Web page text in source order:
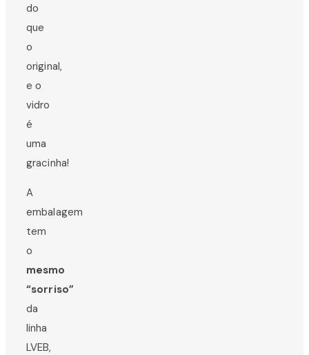
do
que
o
original,
e o
vidro
é
uma
gracinha!
A
embalagem
tem
o
mesmo
“sorriso”
da
linha
LVEB,